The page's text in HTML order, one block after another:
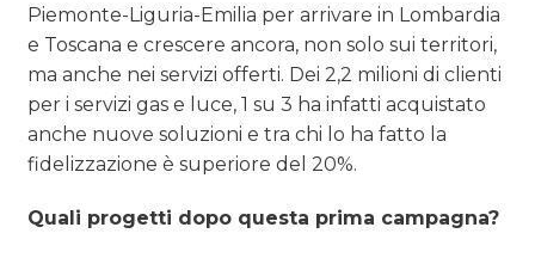
Piemonte-Liguria-Emilia per arrivare in Lombardia
e Toscana e crescere ancora, non solo sui territori,
ma anche nei servizi offerti. Dei 2,2 milioni di clienti
per i servizi gas e luce, 1 su 3 ha infatti acquistato
anche nuove soluzioni e tra chi lo ha fatto la
fidelizzazione è superiore del 20%.
Quali progetti dopo questa prima campagna?